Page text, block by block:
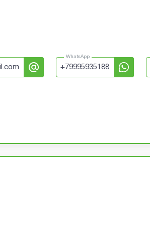
WhatsApp
+79995935188